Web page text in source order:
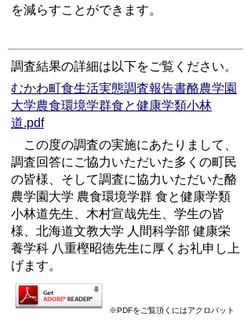
を減らすことができます。
調査結果の詳細は以下をご覧ください。
むかわ町食生活実態調査報告書酪農学園
大学農食環境学群食と健康学類小林
道.pdf
この度の調査の実施にあたりまして、
調査回答にご協力いただいた多くの町民
の皆様、そして調査に協力いただいた酪
農学園大学 農食環境学群 食と健康学類
小林道先生、木村宣哉先生、学生の皆
様、北海道文教大学 人間科学部 健康栄
養学科 八重樫昭徳先生に厚くお礼申し上
げます。
※PDFをご覧頂くにはアクロバット